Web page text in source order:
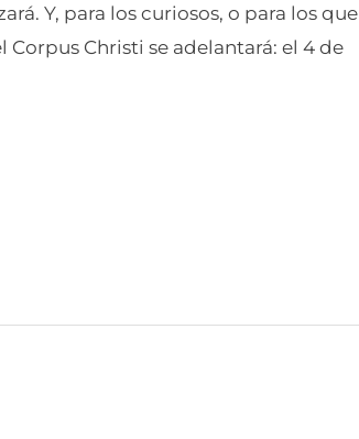
Y, para los curiosos, o para los que
Christi se adelantará: el 4 de